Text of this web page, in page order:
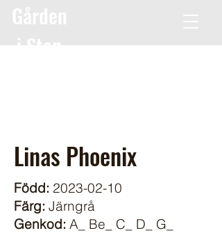
Linas Phoenix
Född: 2023-02-10
Färg: Järngrå
Genkod: A_ Be_ C_ D_ G_